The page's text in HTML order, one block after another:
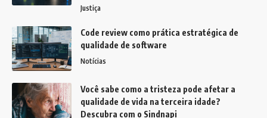
Justiça
Code review como prática estratégica de
qualidade de software
Notícias
Você sabe como a tristeza pode afetar a
qualidade de vida na terceira idade?
Descubra com o Sindnapi